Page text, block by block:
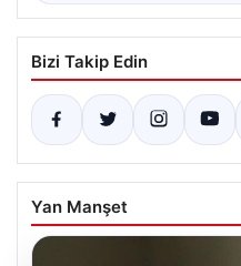
Bizi Takip Edin
Yan Manşet